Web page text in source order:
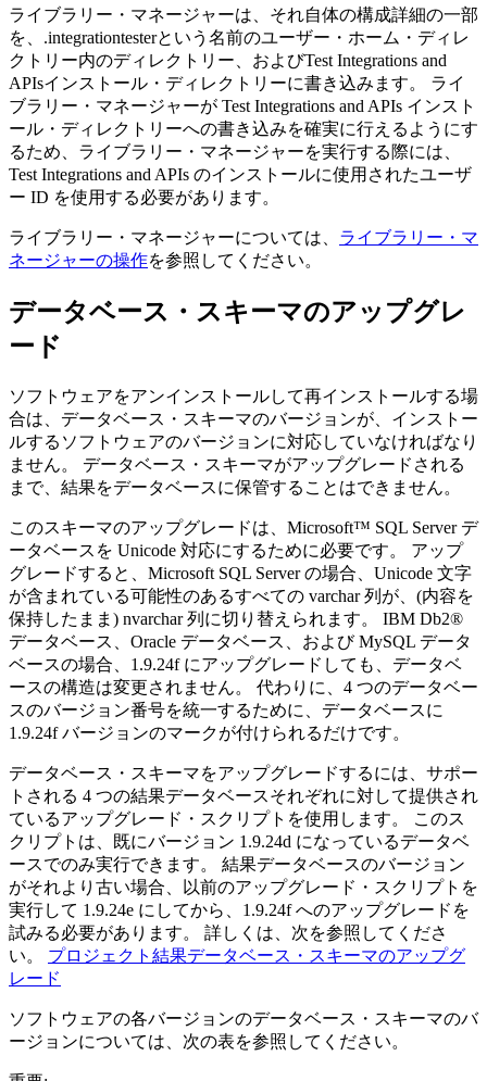
ライブラリー・マネージャーは、それ自体の構成詳細の一部
を、 .integrationtesterという名前のユーザー・ホーム・ディレ
クトリー内のディレクトリー、およびTest Integrations and
APIsインストール・ディレクトリーに書き込みます。 ライ
ブラリー・マネージャーが Test Integrations and APIs インスト
ール・ディレクトリーへの書き込みを確実に行えるようにす
るため、ライブラリー・マネージャーを実行する際には、
Test Integrations and APIs のインストールに使用されたユーザ
ー ID を使用する必要があります。
ライブラリー・マネージャーについては、 ライブラリー・マ
ネージャーの操作を参照してください。
データベース・スキーマのアップグレ
ード
ソフトウェアをアンインストールして再インストールする場
合は、データベース・スキーマのバージョンが、インストー
ルするソフトウェアのバージョンに対応していなければなり
ません。 データベース・スキーマがアップグレードされる
まで、結果をデータベースに保管することはできません。
このスキーマのアップグレードは、Microsoft™ SQL Server デ
ータベースを Unicode 対応にするために必要です。 アップ
グレードすると、Microsoft SQL Server の場合、Unicode 文字
が含まれている可能性のあるすべての varchar 列が、(内容を
保持したまま) nvarchar 列に切り替えられます。 IBM Db2®
データベース、Oracle データベース、および MySQL データ
ベースの場合、1.9.24f にアップグレードしても、データベ
ースの構造は変更されません。 代わりに、4 つのデータベー
スのバージョン番号を統一するために、データベースに
1.9.24f バージョンのマークが付けられるだけです。
データベース・スキーマをアップグレードするには、サポー
トされる 4 つの結果データベースそれぞれに対して提供され
ているアップグレード・スクリプトを使用します。 このス
クリプトは、既にバージョン 1.9.24d になっているデータベ
ースでのみ実行できます。 結果データベースのバージョン
がそれより古い場合、以前のアップグレード・スクリプトを
実行して 1.9.24e にしてから、1.9.24f へのアップグレードを
試みる必要があります。 詳しくは、次を参照してくださ
い。 プロジェクト結果データベース・スキーマのアップグ
レード
ソフトウェアの各バージョンのデータベース・スキーマのバ
ージョンについては、次の表を参照してください。